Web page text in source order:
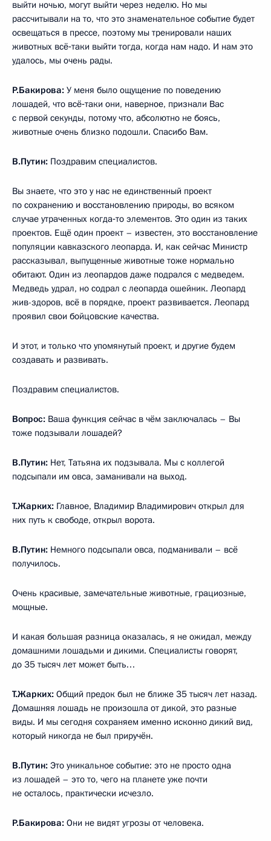
выйти ночью, могут выйти через неделю. Но мы
рассчитывали на то, что это знаменательное событие будет
освещаться в прессе, поэтому мы тренировали наших
животных всё‑таки выйти тогда, когда нам надо. И нам это
удалось, мы очень рады.
Р.Бакирова: У меня было ощущение по поведению
лошадей, что всё‑таки они, наверное, признали Вас
с первой секунды, потому что, абсолютно не боясь,
животные очень близко подошли. Спасибо Вам.
В.Путин: Поздравим специалистов.
Вы знаете, что это у нас не единственный проект
по сохранению и восстановлению природы, во всяком
случае утраченных когда‑то элементов. Это один из таких
проектов. Ещё один проект – известен, это восстановление
популяции кавказского леопарда. И, как сейчас Министр
рассказывал, выпущенные животные тоже нормально
обитают. Один из леопардов даже подрался с медведем.
Медведь удрал, но содрал с леопарда ошейник. Леопард
жив-здоров, всё в порядке, проект развивается. Леопард
проявил свои бойцовские качества.
И этот, и только что упомянутый проект, и другие будем
создавать и развивать.
Поздравим специалистов.
Вопрос: Ваша функция сейчас в чём заключалась – Вы
тоже подзывали лошадей?
В.Путин: Нет, Татьяна их подзывала. Мы с коллегой
подсыпали им овса, заманивали на выход.
Т.Жарких: Главное, Владимир Владимирович открыл для
них путь к свободе, открыл ворота.
В.Путин: Немного подсыпали овса, подманивали – всё
получилось.
Очень красивые, замечательные животные, грациозные,
мощные.
И какая большая разница оказалась, я не ожидал, между
домашними лошадьми и дикими. Специалисты говорят,
до 35 тысяч лет может быть…
Т.Жарких: Общий предок был не ближе 35 тысяч лет назад.
Домашняя лошадь не произошла от дикой, это разные
виды. И мы сегодня сохраняем именно исконно дикий вид,
который никогда не был приручён.
В.Путин: Это уникальное событие: это не просто одна
из лошадей – это то, чего на планете уже почти
не осталось, практически исчезло.
Р.Бакирова: Они не видят угрозы от человека.